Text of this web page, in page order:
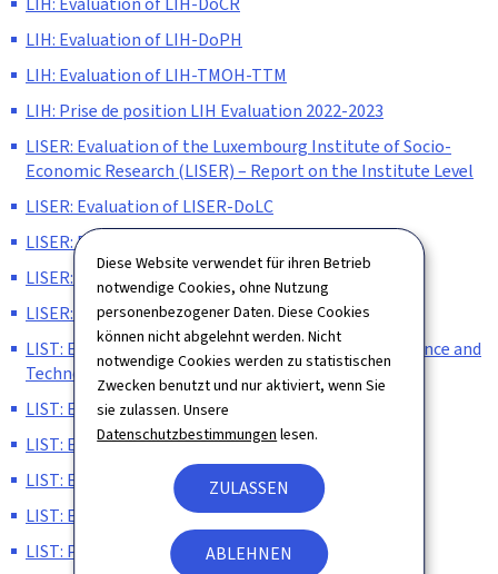
Diese Website verwendet für ihren Betrieb
notwendige Cookies, ohne Nutzung
personenbezogener Daten. Diese Cookies
können nicht abgelehnt werden. Nicht
notwendige Cookies werden zu statistischen
Zwecken benutzt und nur aktiviert, wenn Sie
sie zulassen. Unsere
Datenschutzbestimmungen lesen.
ZULASSEN
ABLEHNEN
LIH: Evaluation of LIH-DoPH
LIH: Evaluation of LIH-TMOH-TTM
LIH: Prise de position LIH Evaluation 2022-2023
LISER: Evaluation of the Luxembourg Institute of Socio-
Economic Research (LISER) – Report on the Institute Level
LISER: Evaluation of LISER-DoLC
LISER: Evaluation of LISER-DoLM
LISER: Evaluation of LISER-UDM
LISER: Prise de position LISER Evaluation 2022-2023
LIST: Evaluation of the Luxembourg Institute of Science and
Technology (LIST) – Report on the Institute Level
LIST: Evaluation of LIST-IT IS
LIST: Evaluation of LIST-MRT
LIST: Evaluation of LIST-ESRIC
LIST: Evaluation of LIST-ERIN
LIST: Prise de position LIST Evaluation 2022-2023